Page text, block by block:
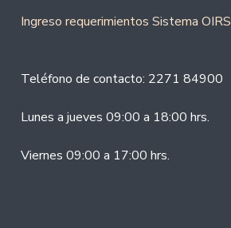
Ingreso requerimientos Sistema OIRS
Teléfono de contacto: 2271 84900
Lunes a jueves 09:00 a 18:00 hrs.
Viernes 09:00 a 17:00 hrs.